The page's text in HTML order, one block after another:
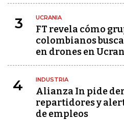
3 UCRANIA
FT revela cómo
colombianos
en drones en
4 INDUSTRIA
Alianza In pide
repartidores y
de empleos